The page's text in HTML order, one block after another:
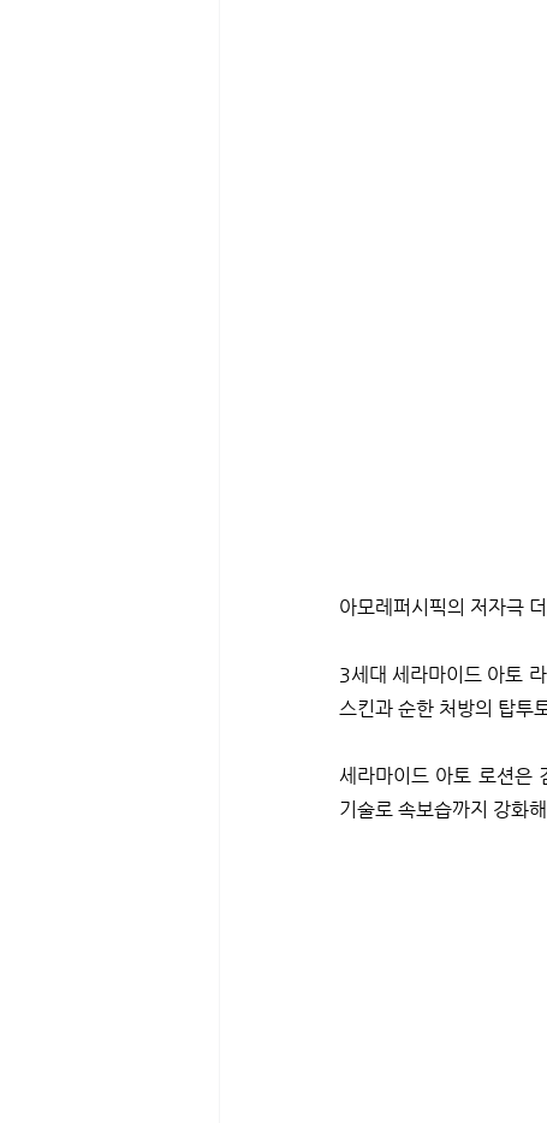
아모레퍼시픽의 저자극
3세대 세라마이드 아토
스킨과 순한 처방의 탑투
세라마이드 아토 로션은
기술로 속보습까지 강화